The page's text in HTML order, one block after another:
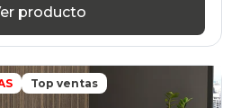
producto
Top ventas